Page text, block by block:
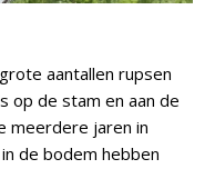
aantallen rupsen
op de stam en aan de
meerdere jaren in
de bodem hebben